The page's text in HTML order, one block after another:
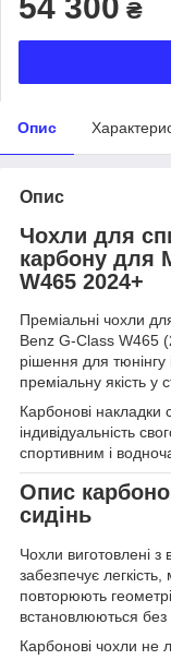
₴
Опис
Опис
Чохли для
карбону для
W465 2024+
Преміальні чохли
Benz G-Class W465
рішення для тюнінгу
преміальну якість у
Карбонові накладки
індивідуальність
спортивним і
Опис
сидінь
Чохли виготовлені
забезпечує легкість,
повторюють
встановлюються без
Карбонові чохли не